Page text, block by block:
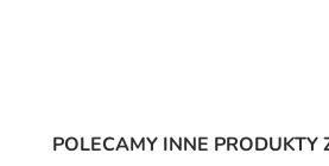
POLECAMY INNE PRODUKTY